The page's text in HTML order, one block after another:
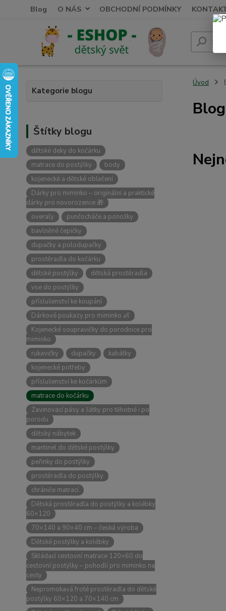
Blog O NÁS OBCHODNÍ PODMÍNKY
Kategorie blogu
Štítky blogu
dětské deky do kočárku
matrace do postýlky
body
kojenecké a dětské oblečení
Dárky pro miminko – originální a praktické
dárky pro novorozence 🎁
overaly
punčocháče a ponožky
bavlněné čepičky
dupačky a polodupačky
prostěradla do kočárku
dětské postýlky
dětská prostěradla
vse do postýlky
příslušenství ke koupání
Dárkové poukazy pro miminko 👶
Kojenecké soupravičky do porodnice pro
miminko
rukavičky
dupačky
kabátky
kojenecké potřeby
příslušenství ke kočárkům
matrace do kočárku
Zavinovací pásy a šátky pro těhotné i po
porodu
dětský nábytek
mantinel do dětské postýlky
peřinky do postýlky
prostěradla do postýlky
chrániče matrací
Dětská prostěradla do postýlky a kolébky
60×120
70×140 a 90×40 cm – česká výroba
Dětské postýlky a kolébky
Skládací cestovní matrace 120×60 do
cestovní postýlky – pohodlí pro miminko na
cesty
Nepromokavá froté prostěradla do dětské
postýlky 60×120 a 70×140 cm
Úvod
Blog